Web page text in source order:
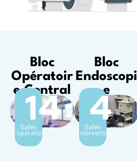
Bloc
Opératoir
e Central
Salles
d'opération
14
Bloc
Endoscopi
e
Salles
d'intervention
4